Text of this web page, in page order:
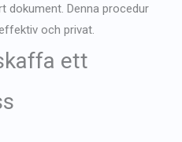
dokument. Denna procedur
och privat.
ett